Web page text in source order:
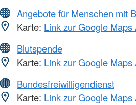
Angebote für Menschen mit
Karte: Link zur Google Maps
Blutspende
Karte: Link zur Google Maps
Bundesfreiwilligendienst
Karte: Link zur Google Maps